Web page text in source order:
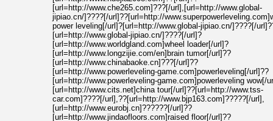
[url=http://www.che265.com]???[/url],[url=http://www.global-
jipiao.cn/]????[/url]??[url=http://
power leveling[/url]?[url=http://www.global-jipiao.cn/]????[/
[url=http://www.global-jipiao.cn/]????[/url]?
[url=http://www.worldgland.com]wheel loader[/url]?
[url=http://www.longzijie.com/en]brain tumor[/url]??
[url=http://www.chinabaoke.cn]???[/url]??
[url=http://www.powerleveling-game.com]powerleveling[/url]??
[url=http://www.powerleveling-game.com]powerleveling wow[/
[url=http://www.cits.net]china tour[/url]??[url=http://www.tss-
car.com]????[/url],??[url=http://www.bjp163.com]?????[/url],
[url=http://www.eurobj.cn]??????[/url]??
[url=http://www.jindaofloors.com]raised floor[/url]??